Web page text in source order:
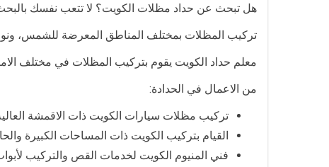
هل تبحث عن حداد مظلات الكويت؟ لا تتعب نفسك بالبحث
تركيب المظلات بمختلف المناطق المعرضة للشمس،
معلم حداد الكويت يقوم بتركيب المظلات في مختلف
من الاعمال في الحدادة:
تركيب مظلات سيارات الكويت ذات الاقمشة
القيام بتركيب الكويت ذات المساحات الكبيرة
فني المنيوم الكويت لخدمات القص والتركيب لأبواب